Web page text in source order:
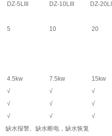
DZ-5LIII DZ-10LIII
DZ-20LIII
5 10 20
4.5kw 7.5kw 15kw
√ √
√
√ √
√
√ √
√
缺水报警、缺水断电，缺水恢复